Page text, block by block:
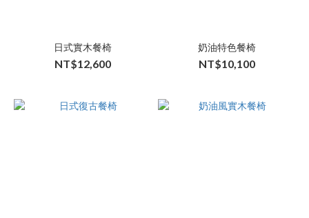
日式實木餐椅
NT$12,600
奶油特色餐椅
NT$10,100